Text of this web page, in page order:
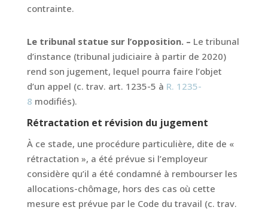
contrainte.
Le tribunal statue sur l’opposition. – Le tribunal
d’instance (tribunal judiciaire à partir de 2020)
rend son jugement, lequel pourra faire l’objet
d’un appel (c. trav. art. 1235-5 à R. 1235-
8 modifiés).
Rétractation et révision du jugement
À ce stade, une procédure particulière, dite de «
rétractation », a été prévue si l’employeur
considère qu’il a été condamné à rembourser les
allocations-chômage, hors des cas où cette
mesure est prévue par le Code du travail (c. trav.